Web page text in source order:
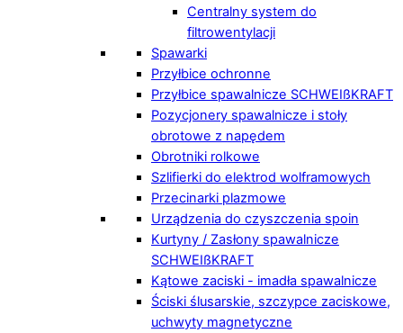
Centralny system do
filtrowentylacji
Spawarki
Przyłbice ochronne
Przyłbice spawalnicze SCHWEIßKRAFT
Pozycjonery spawalnicze i stoły
obrotowe z napędem
Obrotniki rolkowe
Szlifierki do elektrod wolframowych
Przecinarki plazmowe
Urządzenia do czyszczenia spoin
Kurtyny / Zasłony spawalnicze
SCHWEIßKRAFT
Kątowe zaciski - imadła spawalnicze
Ściski ślusarskie, szczypce zaciskowe,
uchwyty magnetyczne